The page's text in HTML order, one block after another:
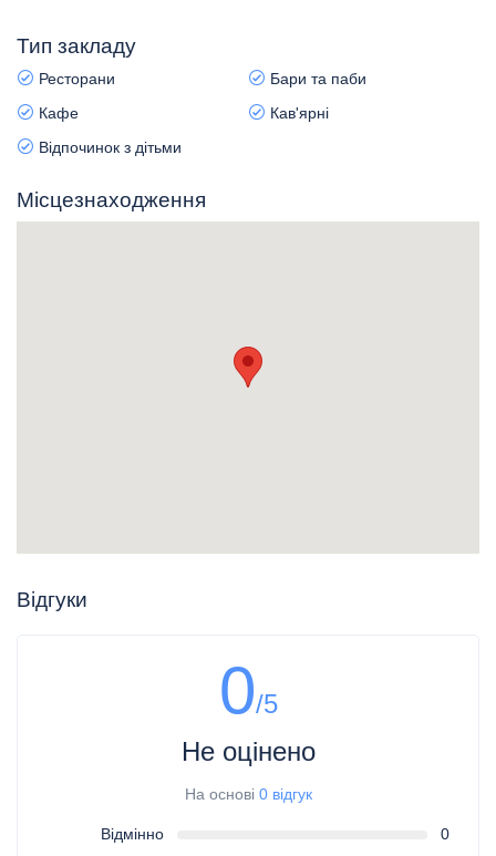
Тип закладу
Ресторани
Бари та паби
Кафе
Кав'ярні
Відпочинок з дітьми
Місцезнаходження
Відгуки
0/5
Не оцінено
На основі 0 відгук
Відмінно 0